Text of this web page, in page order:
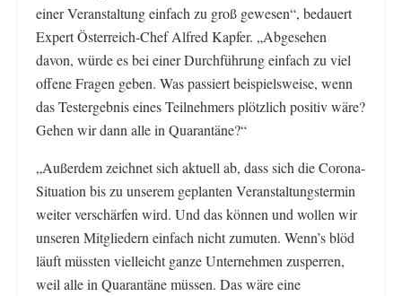
einer Veranstaltung einfach zu groß gewesen“, bedauert
Expert Österreich-Chef Alfred Kapfer. „Abgesehen
davon, würde es bei einer Durchführung einfach zu viel
offene Fragen geben. Was passiert beispielsweise, wenn
das Testergebnis eines Teilnehmers plötzlich positiv wäre?
Gehen wir dann alle in Quarantäne?“
„Außerdem zeichnet sich aktuell ab, dass sich die Corona-
Situation bis zu unserem geplanten Veranstaltungstermin
weiter verschärfen wird. Und das können und wollen wir
unseren Mitgliedern einfach nicht zumuten. Wenn’s blöd
läuft müssten vielleicht ganze Unternehmen zusperren,
weil alle in Quarantäne müssen. Das wäre eine